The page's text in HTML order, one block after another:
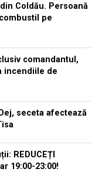
Coldău. Persoană
pe
comandantul,
incendiile de
seceta afectează
REDUCEȚI
19:00-23:00!